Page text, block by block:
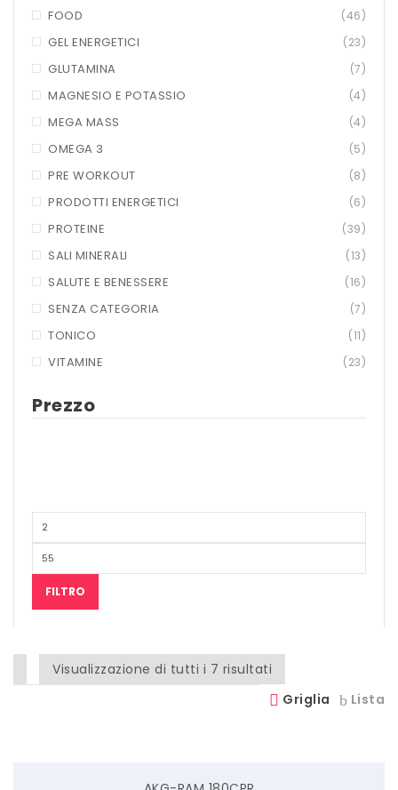
HTS
INKOSPOR
KEFORMA
NAMED SPORT
NATURAL POINT
PRO ACTION
PROLABS
RI.MA BENESSERE
SCITEC NUTRITION
SIS
STACK NUTRITION
WHY NATURE
WHY SPORT
FOOD (46)
GEL ENERGETICI (23)
GLUTAMINA (7)
MAGNESIO E POTASSIO (4)
MEGA MASS (4)
OMEGA 3 (5)
PRE WORKOUT (8)
PRODOTTI ENERGETICI (6)
PROTEINE (39)
SALI MINERALI (13)
SALUTE E BENESSERE (16)
SENZA CATEGORIA (7)
TONICO (11)
VITAMINE (23)
Prezzo
FILTRO
Visualizzazione di tutti i 7 risultati
Griglia
Lista